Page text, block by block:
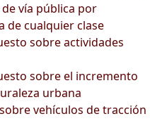
vía pública por
de cualquier clase
sobre actividades
sobre el incremento
urbana
vehículos de tracción